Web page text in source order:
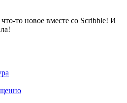
то новое вместе со Scribble! И